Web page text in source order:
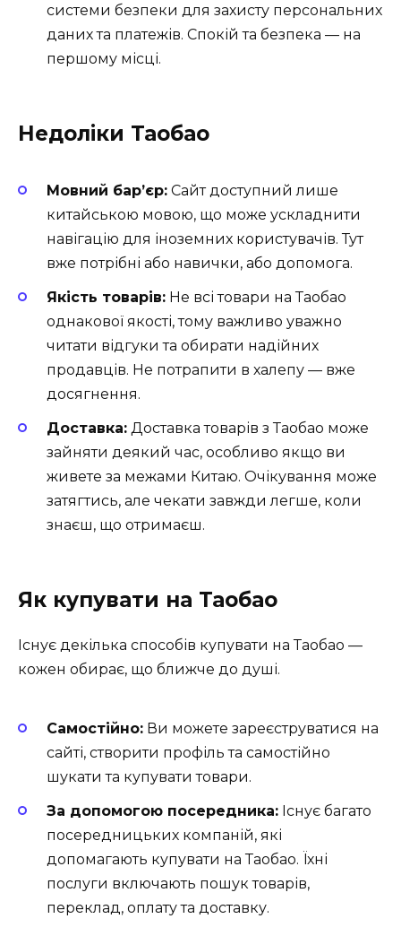
системи безпеки для захисту персональних
даних та платежів. Спокій та безпека — на
першому місці.
Недоліки Таобао
Мовний бар’єр: Сайт доступний лише
китайською мовою, що може ускладнити
навігацію для іноземних користувачів. Тут
вже потрібні або навички, або допомога.
Якість товарів: Не всі товари на Таобао
однакової якості, тому важливо уважно
читати відгуки та обирати надійних
продавців. Не потрапити в халепу — вже
досягнення.
Доставка: Доставка товарів з Таобао може
зайняти деякий час, особливо якщо ви
живете за межами Китаю. Очікування може
затягтись, але чекати завжди легше, коли
знаєш, що отримаєш.
Як купувати на Таобао
Існує декілька способів купувати на Таобао —
кожен обирає, що ближче до душі.
Самостійно: Ви можете зареєструватися на
сайті, створити профіль та самостійно
шукати та купувати товари.
За допомогою посередника: Існує багато
посередницьких компаній, які
допомагають купувати на Таобао. Їхні
послуги включають пошук товарів,
переклад, оплату та доставку.